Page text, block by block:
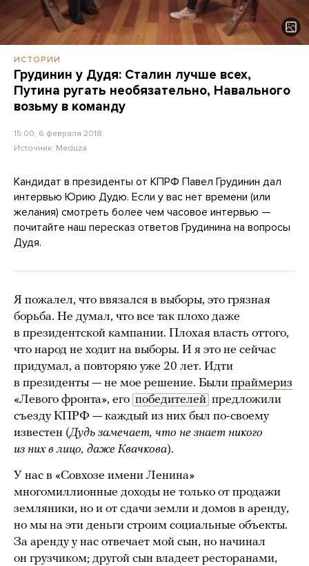
ИСТОРИИ
Грудинин у Дудя: Сталин лучше всех,
Путина ругать необязательно, Навального
возьму в команду
15:00, 6 февраля 2018
Источник: Meduza
Кандидат в президенты от КПРФ Павел Грудинин дал
интервью Юрию Дудю. Если у вас нет времени (или
желания) смотреть более чем часовое интервью —
почитайте наш пересказ ответов Грудинина на вопросы
Дудя.
Я пожалел, что ввязался в выборы, это грязная
борьба. Не думал, что все так плохо даже
в президентской кампании. Плохая власть оттого,
что народ не ходит на выборы. И я это не сейчас
придумал, а повторяю уже 20 лет. Идти
в президенты — не мое решение. Были праймериз
«Левого фронта», его победителей предложили
съезду КПРФ — каждый из них был по-своему
известен (Дудь замечает, что не знает никого
из них в лицо, даже Квачкова).
У нас в «Совхозе имени Ленина»
многомиллионные доходы не только от продажи
земляники, но и от сдачи земли и домов в аренду,
но мы на эти деньги строим социальные объекты.
За аренду у нас отвечает мой сын, но начинал
он грузчиком; другой сын владеет ресторанами,